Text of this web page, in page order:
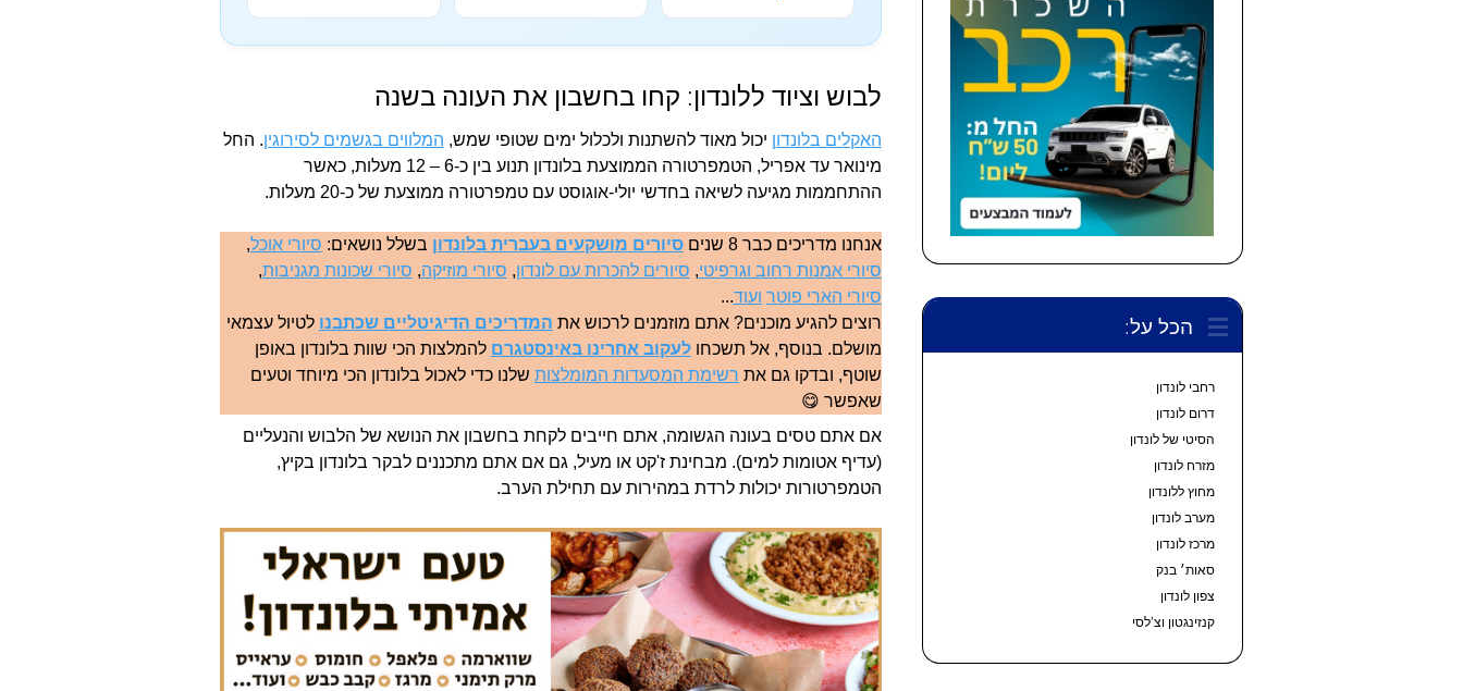
לבוש וציוד ללונדון: קחו בחשבון את העונה בשנה
האקלים בלונדון יכול מאוד להשתנות ולכלול ימים שטופי שמש, המלווים בגשמים לסירוגין. החל
מינואר עד אפריל, הטמפרטורה הממוצעת בלונדון תנוע בין כ-6 – 12 מעלות, כאשר
ההתחממות מגיעה לשיאה בחדשי יולי-אוגוסט עם טמפרטורה ממוצעת של כ-20 מעלות.
אנחנו מדריכים כבר 8 שנים סיורים מושקעים בעברית בלונדון בשלל נושאים: סיורי אוכל,
סיורי אמנות רחוב וגרפיטי, סיורים להכרות עם לונדון, סיורי מוזיקה, סיורי שכונות מגניבות,
סיורי הארי פוטר ועוד...
רוצים להגיע מוכנים? אתם מוזמנים לרכוש את המדריכים הדיגיטליים שכתבנו לטיול עצמאי
מושלם. בנוסף, אל תשכחולעקוב אחרינו באינסטגרם להמלצות הכי שוות בלונדון באופן
שוטף, ובדקו גם את רשימת המסעדות המומלצות שלנו כדי לאכול בלונדון הכי מיוחד וטעים
שאפשר 😋
אם אתם טסים בעונה הגשומה, אתם חייבים לקחת בחשבון את הנושא של הלבוש והנעליים
(עדיף אטומות למים). מבחינת ז'קט או מעיל, גם אם אתם מתכננים לבקר בלונדון בקיץ,
הטמפרטורות יכולות לרדת במהירות עם תחילת הערב.
הכל על:
רחבי לונדון
דרום לונדון
הסיטי של לונדון
מזרח לונדון
מחוץ ללונדון
מערב לונדון
מרכז לונדון
סאות׳ בנק
צפון לונדון
קנזינגטון וצ’לסי